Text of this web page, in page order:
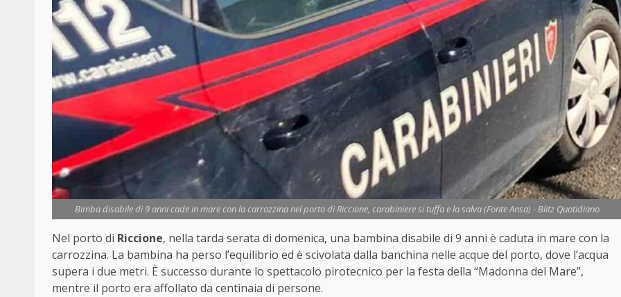
Bimba disabile di 9 anni cade in mare con la carrozzina nel porto di Riccione, carabiniere si tuffa e la salva (Fonte Ansa) - Blitz Quotidiano
Nel porto di Riccione, nella tarda serata di domenica, una bambina disabile di 9 anni è caduta in mare con la
carrozzina. La bambina ha perso l’equilibrio ed è scivolata dalla banchina nelle acque del porto, dove l’acqua
supera i due metri. È successo durante lo spettacolo pirotecnico per la festa della “Madonna del Mare”,
mentre il porto era affollato da centinaia di persone.